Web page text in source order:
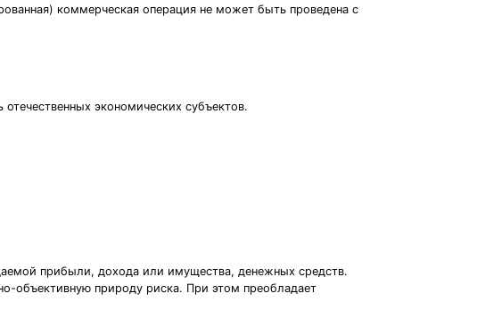
коммерческая операция не может быть проведена с
экономических субъектов.
прибыли, дохода или имущества, денежных средств.
объективную природу риска. При этом преобладает